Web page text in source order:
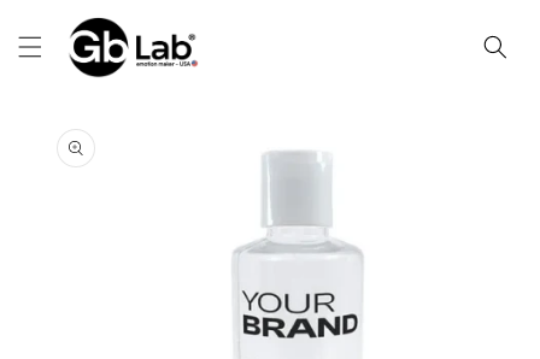
directamente
al contenido
información